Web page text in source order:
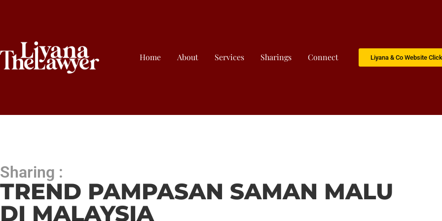
Home About Services Sharings Connect Liyana & Co Website
Sharing :
TREND PAMPASAN SAMAN MALU
DI MALAYSIA